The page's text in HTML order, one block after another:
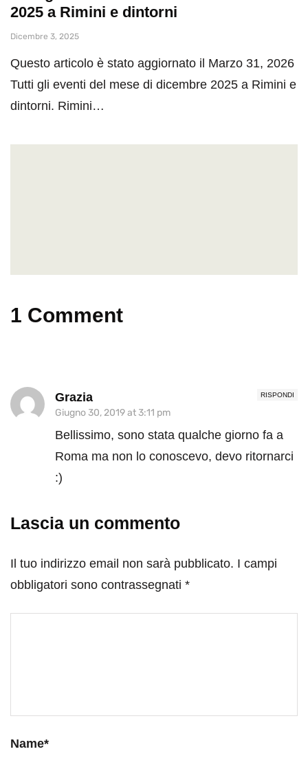
2025 a Rimini e dintorni
Dicembre 3, 2025
Questo articolo è stato aggiornato il Marzo 31, 2026
Tutti gli eventi del mese di dicembre 2025 a Rimini e
dintorni. Rimini…
1 Comment
RISPONDI
Grazia
Giugno 30, 2019 at 3:11 pm
Bellissimo, sono stata qualche giorno fa a
Roma ma non lo conoscevo, devo ritornarci
:)
Lascia un commento
Il tuo indirizzo email non sarà pubblicato. I campi
obbligatori sono contrassegnati *
Name*